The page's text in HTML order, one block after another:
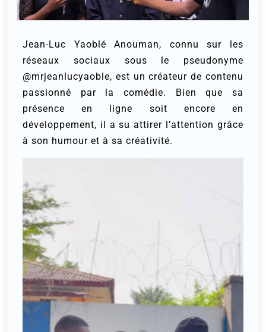
Jean-Luc Yaoblé Anouman, connu sur les
réseaux sociaux sous le pseudonyme
@mrjeanlucyaoble, est un créateur de contenu
passionné par la comédie. Bien que sa
présence en ligne soit encore en
développement, il a su attirer l’attention grâce
à son humour et à sa créativité.